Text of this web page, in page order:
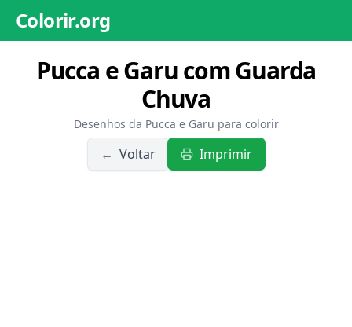
Colorir.org
Pucca e Garu com Guarda
Chuva
Desenhos da Pucca e Garu para colorir
← Voltar Imprimir